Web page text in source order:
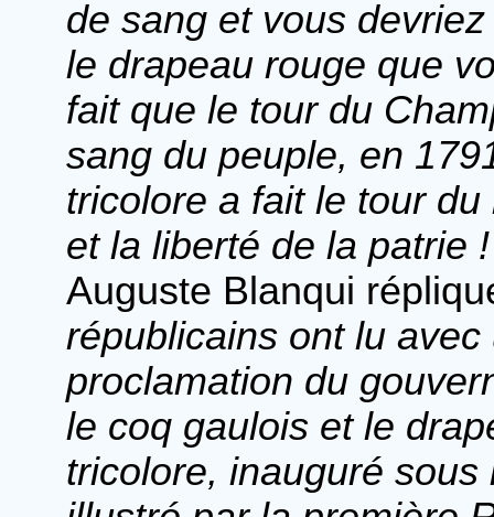
de sang et vous
le drapeau rouge que
fait que le tour du
sang du peuple, en
tricolore a fait le tour
et la liberté de la patrie !
Auguste Blanqui
républicains ont lu
proclamation du
le coq gaulois et le
tricolore, inauguré